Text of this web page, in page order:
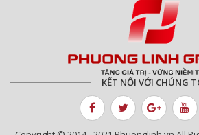
KẾT NỐI VỚI CHÚNG